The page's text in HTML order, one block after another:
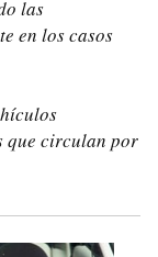
las
en los casos
que circulan por